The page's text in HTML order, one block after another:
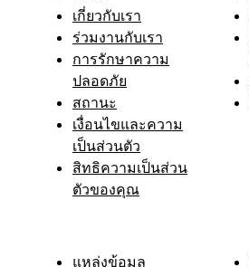
เกี่ยวกับเรา
ร่วมงานกับเรา
การรักษาความ
ปลอดภัย
สถานะ
เงื่อนไขและความ
เป็นส่วนตัว
สิทธิความเป็นส่วน
ตัวของคุณ
แหล่งข้อมูล